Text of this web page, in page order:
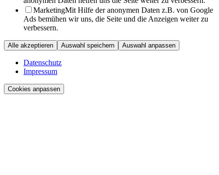
MarketingMit Hilfe der anonymen Daten z.B. von Google
Ads bemühen wir uns, die Seite und die Anzeigen weiter zu
verbessern.
Alle akzeptieren Auswahl speichern Auswahl anpassen
Datenschutz
Impressum
Cookies anpassen